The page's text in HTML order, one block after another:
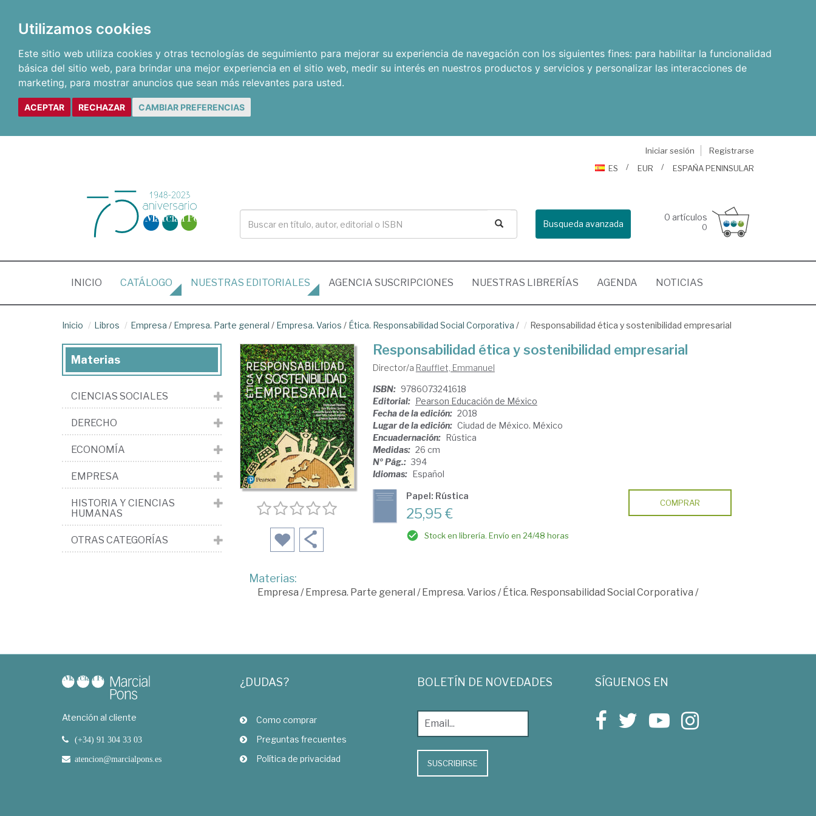
Utilizamos cookies
Este sitio web utiliza cookies y otras tecnologías de seguimiento para mejorar su experiencia de navegación con los siguientes fines: para habilitar la funcionalidad
básica del sitio web, para brindar una mejor experiencia en el sitio web, medir su interés en nuestros productos y servicios y personalizar las interacciones de
marketing, para mostrar anuncios que sean más relevantes para usted.
ACEPTAR RECHAZAR CAMBIAR PREFERENCIAS
Iniciar sesión
Registrarse
ES
EUR ESPAÑA PENINSULAR
Busqueda avanzada
0 artículos
0
INICIO (CURRENT)
CATÁLOGO NUESTRAS EDITORIALES AGENCIA SUSCRIPCIONES NUESTRAS LIBRERÍAS AGENDA NOTICIAS
Inicio Libros Empresa / Empresa. Parte general / Empresa. Varios / Ética. Responsabilidad Social Corporativa / Responsabilidad ética y sostenibilidad empresarial
Responsabilidad ética y sostenibilidad empresarial
Director/a Raufflet, Emmanuel
ISBN: 9786073241618
Editorial: Pearson Educación de México
Fecha de la edición: 2018
Lugar de la edición: Ciudad de México. México
Encuadernación: Rústica
Medidas: 26 cm
Nº Pág.: 394
Idiomas: Español
Papel: Rústica
25,95 €
Stock en librería. Envío en 24/48 horas
COMPRAR
Materias:
Empresa / Empresa. Parte general / Empresa. Varios/ Ética. Responsabilidad Social Corporativa /
Materias
CIENCIAS SOCIALES
DERECHO
ECONOMÍA
EMPRESA
HISTORIA Y CIENCIAS
HUMANAS
OTRAS CATEGORÍAS
Atención al cliente
(+34) 91 304 33 03
atencion@marcialpons.es
¿DUDAS?
Como comprar
Preguntas frecuentes
Política de privacidad
BOLETÍN DE NOVEDADES
SUSCRIBIRSE
SÍGUENOS EN